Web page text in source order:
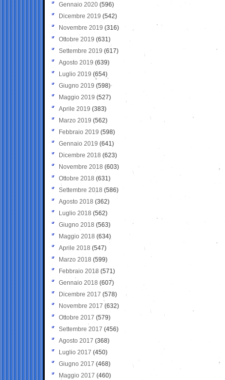
Gennaio 2020 (596)
Dicembre 2019 (542)
Novembre 2019 (316)
Ottobre 2019 (631)
Settembre 2019 (617)
Agosto 2019 (639)
Luglio 2019 (654)
Giugno 2019 (598)
Maggio 2019 (527)
Aprile 2019 (383)
Marzo 2019 (562)
Febbraio 2019 (598)
Gennaio 2019 (641)
Dicembre 2018 (623)
Novembre 2018 (603)
Ottobre 2018 (631)
Settembre 2018 (586)
Agosto 2018 (362)
Luglio 2018 (562)
Giugno 2018 (563)
Maggio 2018 (634)
Aprile 2018 (547)
Marzo 2018 (599)
Febbraio 2018 (571)
Gennaio 2018 (607)
Dicembre 2017 (578)
Novembre 2017 (632)
Ottobre 2017 (579)
Settembre 2017 (456)
Agosto 2017 (368)
Luglio 2017 (450)
Giugno 2017 (468)
Maggio 2017 (460)